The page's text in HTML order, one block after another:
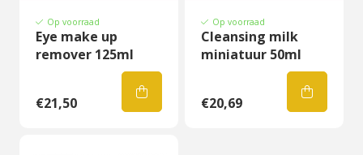
Op voorraad
Eye make up
remover 125ml
€21,50
Op voorraad
Cleansing milk
miniatuur 50ml
€20,69